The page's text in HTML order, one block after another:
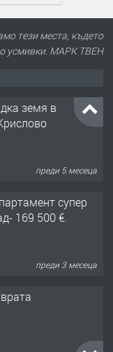
тези места, където
усмивки. МАРК ТВЕН
земя в
преди 5 месеца
супер
169 500 €.
преди 3 месеца